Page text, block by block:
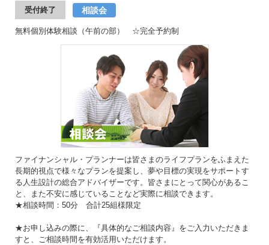
受付終了 相談会
無料個別体験相談（午前の部） ☆完全予約制
ファイナンシャル・プランナーは皆さまのライフプランをふまえた
長期的視点で様々なプランを提案し、夢や目標の実現をサポートす
る人生設計の総合アドバイザーです。皆さまにとって関心があるこ
と、また不安に感じていることなど実際に相談できます。
★相談時間：50分 合計25組様限定
★お申し込みの際に、『具体的なご相談内容』をご入力いただきま
すと、ご相談時間を有効活用いただけます。